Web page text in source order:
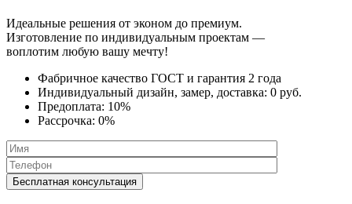
Идеальные решения от эконом до премиум.
Изготовление по индивидуальным проектам —
воплотим любую вашу мечту!
Фабричное качество ГОСТ и гарантия 2 года
Индивидуальный дизайн, замер, доставка: 0 руб.
Предоплата: 10%
Рассрочка: 0%